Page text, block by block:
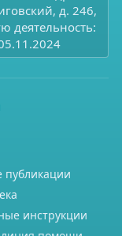
д. 246,
деятельность:
публикации
инструкции